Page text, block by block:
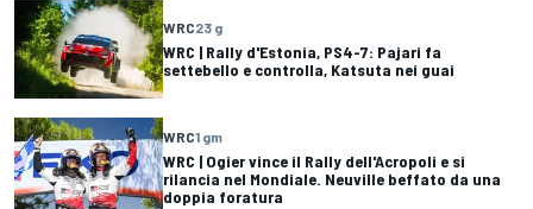
WRC23 g
WRC | Rally d'Estonia, PS4-7: Pajari fa
settebello e controlla, Katsuta nei guai
WRC1 gm
WRC | Ogier vince il Rally dell'Acropoli e si
rilancia nel Mondiale. Neuville beffato da una
doppia foratura